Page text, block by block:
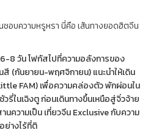
อบความหรูหรา นี่คือ เส้นทางยอดฮิตจีน
6-8 วัน โฟกัสไปที่ความอลังการของ
สี (กันยายน-พฤศจิกายน) แนะนำให้เดิน
FAM) เพื่อความคล่องตัว พักผ่อนใน
รี่ในเฉิงตู ก่อนเดินทางขึ้นเหนือสู่จิ่วจ้าย
นความเป็น เที่ยวจีน Exclusive กับความ
ย่างไร้ที่ติ